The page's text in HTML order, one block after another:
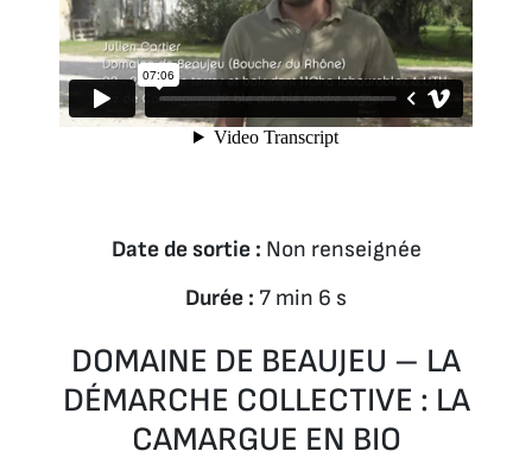
Date de sortie : Non renseignée
Durée : 7 min 6 s
DOMAINE DE BEAUJEU – LA
DÉMARCHE COLLECTIVE : LA
CAMARGUE EN BIO